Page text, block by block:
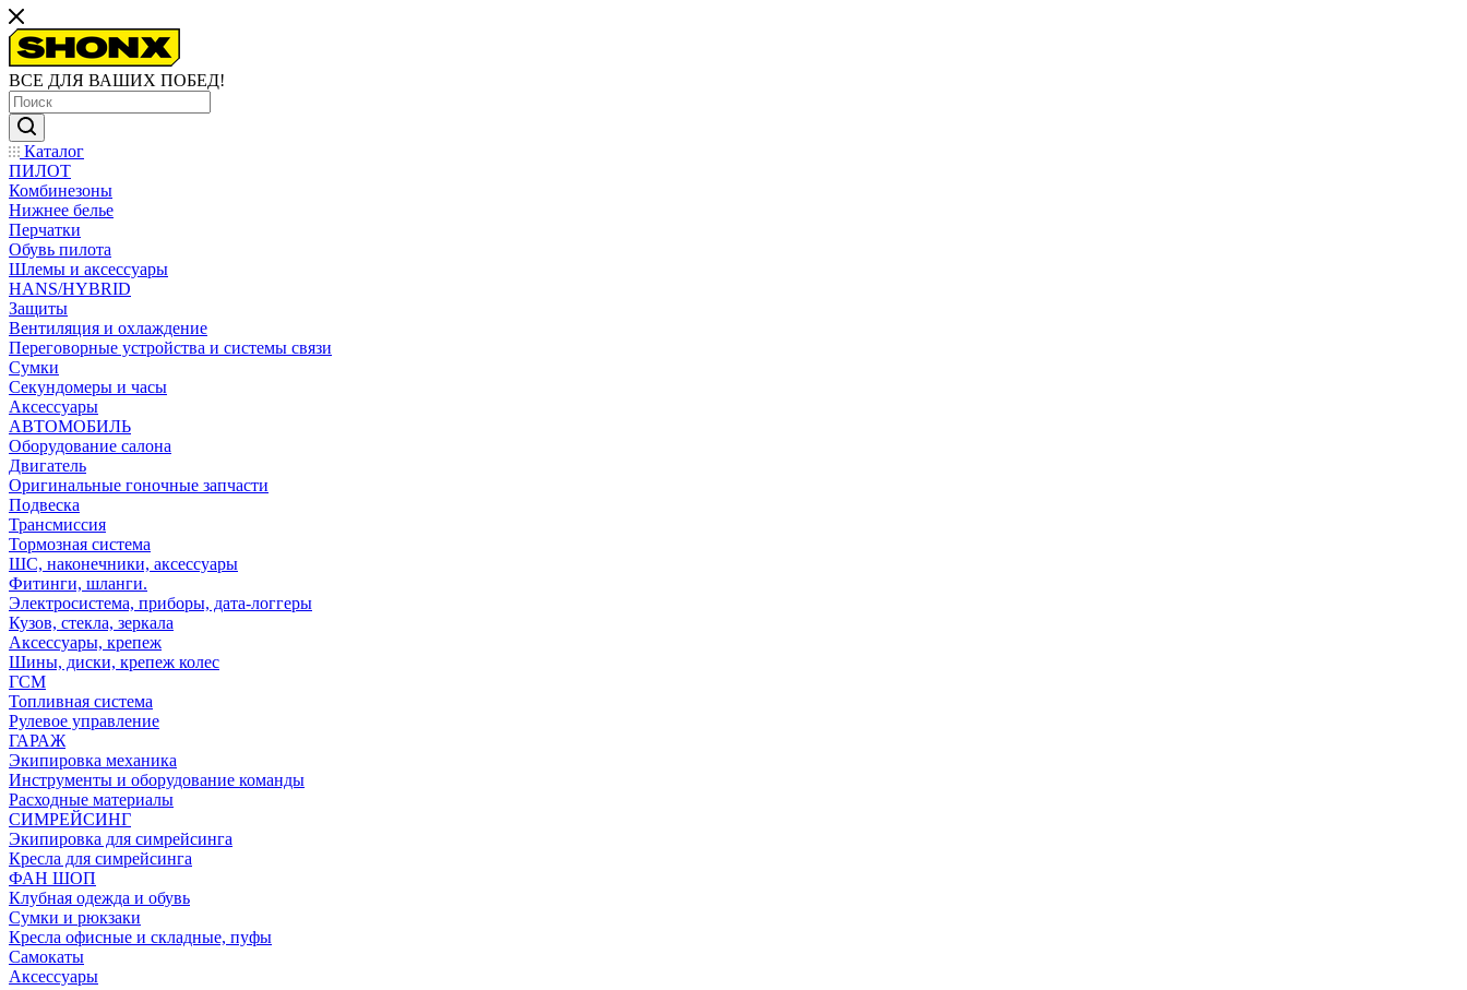
ВСЕ ДЛЯ ВАШИХ ПОБЕД!
Каталог
ПИЛОТ
Комбинезоны
Нижнее белье
Перчатки
Обувь пилота
Шлемы и аксессуары
HANS/HYBRID
Защиты
Вентиляция и охлаждение
Переговорные устройства и системы связи
Сумки
Секундомеры и часы
Аксессуары
АВТОМОБИЛЬ
Оборудование салона
Двигатель
Оригинальные гоночные запчасти
Подвеска
Трансмиссия
Тормозная система
ШС, наконечники, аксессуары
Фитинги, шланги.
Электросистема, приборы, дата-логгеры
Кузов, стекла, зеркала
Аксессуары, крепеж
Шины, диски, крепеж колес
ГСМ
Топливная система
Рулевое управление
ГАРАЖ
Экипировка механика
Инструменты и оборудование команды
Расходные материалы
СИМРЕЙСИНГ
Экипировка для симрейсинга
Кресла для симрейсинга
ФАН ШОП
Клубная одежда и обувь
Сумки и рюкзаки
Кресла офисные и складные, пуфы
Самокаты
Аксессуары